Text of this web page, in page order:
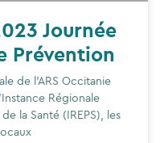
Journée
Prévention
de l’ARS Occitanie
Régionale
la Santé (IREPS), les